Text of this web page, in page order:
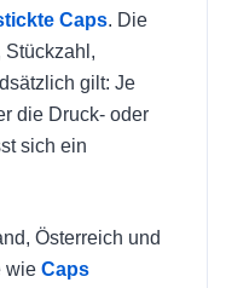
Caps. Die
Stückzahl,
gilt: Je
die Druck- oder
sich ein
Österreich und
wie Caps